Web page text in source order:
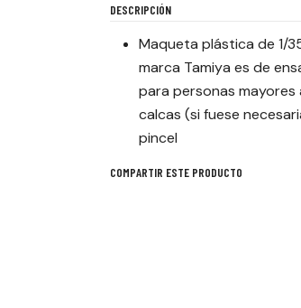
DESCRIPCIÓN
Maqueta plástica de 1/
marca Tamiya es de
para personas mayores
calcas (si fuese
pincel
COMPARTIR ESTE PRODUCTO